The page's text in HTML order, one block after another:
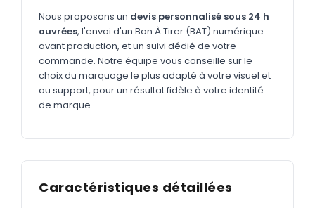
Outils & porte-clés
Cuisine
Nous proposons un devis personnalisé sous 24 h
ouvrées, l'envoi d'un Bon À Tirer (BAT) numérique
avant production, et un suivi dédié de votre
commande. Notre équipe vous conseille sur le
choix du marquage le plus adapté à votre visuel et
au support, pour un résultat fidèle à votre identité
de marque.
Caractéristiques détaillées